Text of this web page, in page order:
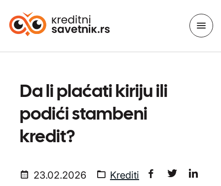
Da li plaćati kiriju ili
podići stambeni
kredit?
23.02.2026 Krediti